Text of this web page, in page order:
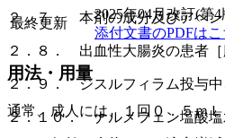
２．７． 本剤の成分及びアヘン
２．８． 出血性大腸炎の患者［
２．９． ジスルフィラム投与中
２．１０． ナルメフェン塩酸塩
最終更新
2025年04月改訂(第4
添付文書のPDFはこ
用法・用量
通常、成人には、１回０．５ｍ